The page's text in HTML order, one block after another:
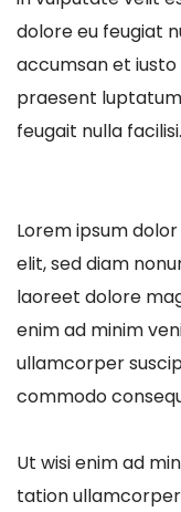
dolore eu feugiat
accumsan et iusto
praesent
feugait nulla facilisi.
Lorem ipsum
elit, sed diam
laoreet dolore
enim ad minim
ullamcorper
commodo
Ut wisi enim ad
tation